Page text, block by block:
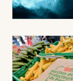
Nuit des
Nuit des